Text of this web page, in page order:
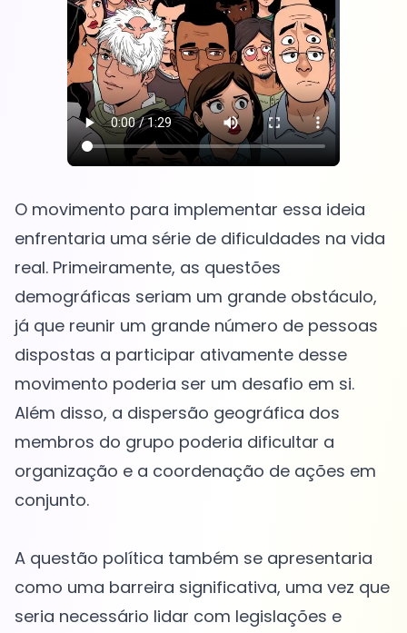
O movimento para implementar essa ideia
enfrentaria uma série de dificuldades na vida
real. Primeiramente, as questões
demográficas seriam um grande obstáculo,
já que reunir um grande número de pessoas
dispostas a participar ativamente desse
movimento poderia ser um desafio em si.
Além disso, a dispersão geográfica dos
membros do grupo poderia dificultar a
organização e a coordenação de ações em
conjunto.
A questão política também se apresentaria
como uma barreira significativa, uma vez que
seria necessário lidar com legislações e